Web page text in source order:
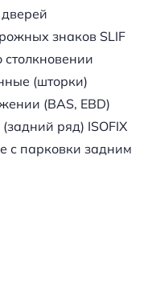
знаков SLIF
(шторки)
(BAS, EBD)
ряд) ISOFIX
с парковки задним